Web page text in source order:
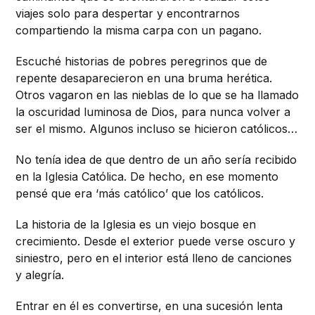
viajes solo para despertar y encontrarnos
compartiendo la misma carpa con un pagano.
Escuché historias de pobres peregrinos que de
repente desaparecieron en una bruma herética.
Otros vagaron en las nieblas de lo que se ha llamado
la oscuridad luminosa de Dios, para nunca volver a
ser el mismo. Algunos incluso se hicieron católicos…
No tenía idea de que dentro de un año sería recibido
en la Iglesia Católica. De hecho, en ese momento
pensé que era ‘más católico’ que los católicos.
La historia de la Iglesia es un viejo bosque en
crecimiento. Desde el exterior puede verse oscuro y
siniestro, pero en el interior está lleno de canciones
y alegría.
Entrar en él es convertirse, en una sucesión lenta